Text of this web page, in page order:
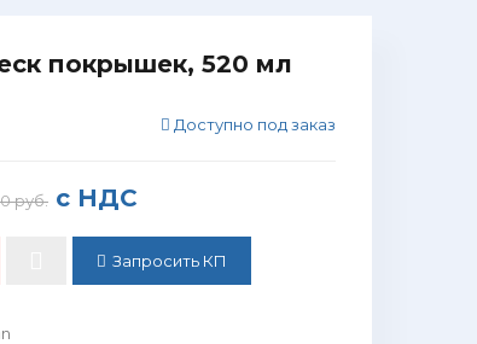
покрышек, 520 мл
Доступно под заказ
руб. с НДС
Запросить КП